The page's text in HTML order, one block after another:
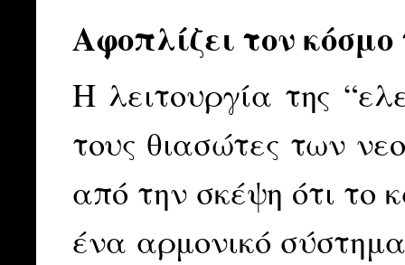
Αφοπλίζει τον
Η λειτουργία της
τους θιασώτες των
από την σκέψη ότι το
ένα αρμονικό